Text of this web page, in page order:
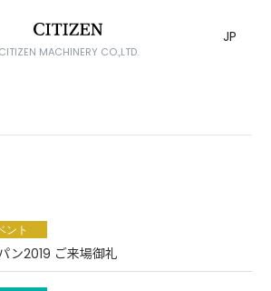
CITIZEN MACHINERY CO.,LTD.
JP
ン2019 ご来場御礼